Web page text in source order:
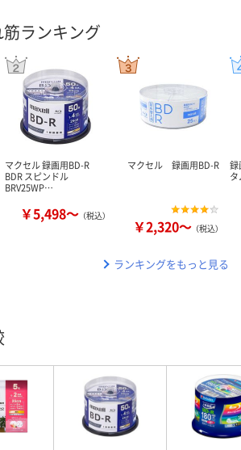
ランキング
マクセル 録画用BD-R
BDR スピンドル
BRV25WP…
￥5,498～ （税込）
マクセル 録画用BD-R
￥2,320～ （税込）
ランキングをもっと見る